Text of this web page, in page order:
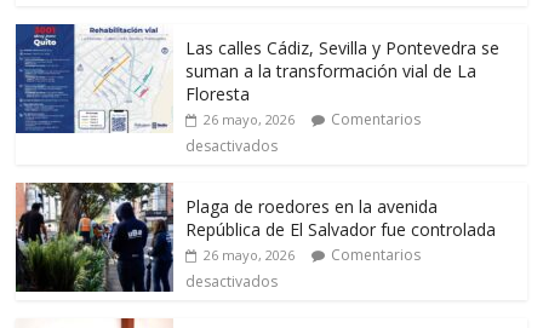
Las calles Cádiz, Sevilla y Pontevedra se
suman a la transformación vial de La
Floresta
26 mayo, 2026
Comentarios
desactivados
Plaga de roedores en la avenida
República de El Salvador fue controlada
26 mayo, 2026
Comentarios
desactivados